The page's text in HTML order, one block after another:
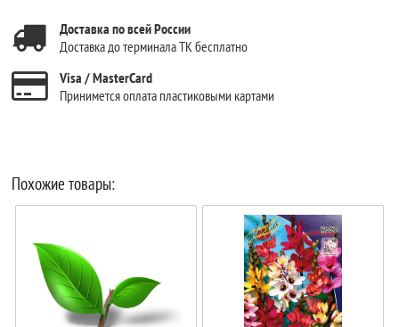
Доставка по всей России
Доставка до терминала ТК бесплатно
Visa / MasterCard
Принимется оплата пластиковыми картами
Похожие товары: